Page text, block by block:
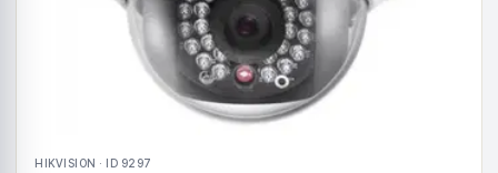
HIKVISION · ID 9297